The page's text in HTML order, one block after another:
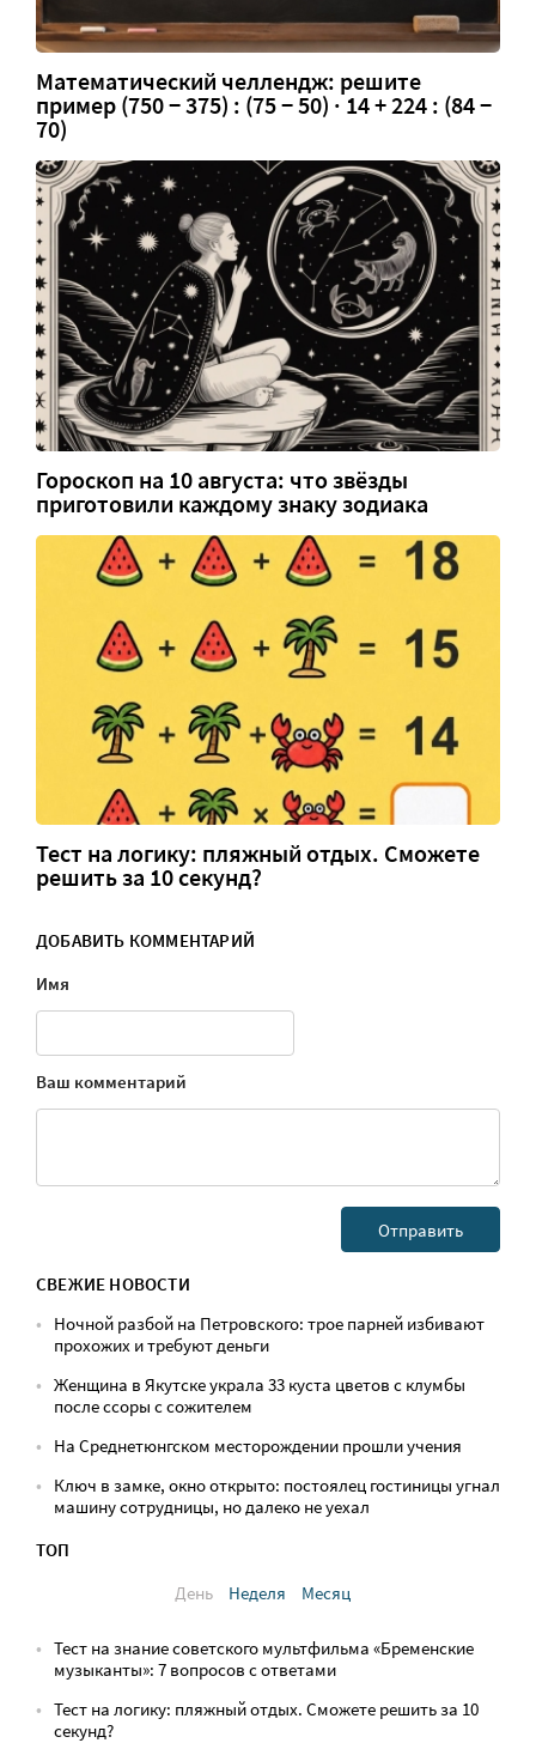
Математический челлендж: решите
пример (750 − 375) : (75 − 50) · 14 + 224 : (84 −
70)
Гороскоп на 10 августа: что звёзды
приготовили каждому знаку зодиака
Тест на логику: пляжный отдых. Сможете
решить за 10 секунд?
ДОБАВИТЬ КОММЕНТАРИЙ
Имя
Ваш комментарий
СВЕЖИЕ НОВОСТИ
Ночной разбой на Петровского: трое парней избивают
прохожих и требуют деньги
Женщина в Якутске украла 33 куста цветов с клумбы
после ссоры с сожителем
На Среднетюнгском месторождении прошли учения
Ключ в замке, окно открыто: постоялец гостиницы угнал
машину сотрудницы, но далеко не уехал
ТОП
День
Неделя Месяц
Тест на знание советского мультфильма «Бременские
музыканты»: 7 вопросов с ответами
Тест на логику: пляжный отдых. Сможете решить за 10
секунд?